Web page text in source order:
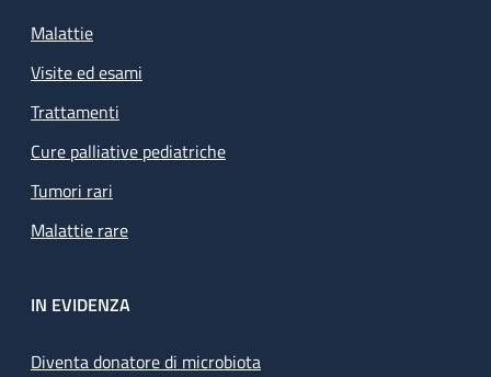
Malattie
Visite ed esami
Trattamenti
Cure palliative pediatriche
Tumori rari
Malattie rare
IN EVIDENZA
Diventa donatore di microbiota